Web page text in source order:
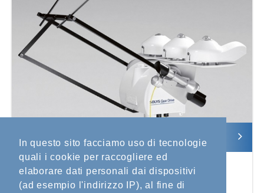
In questo sito facciamo uso di tecnologie
quali i cookie per raccogliere ed
elaborare dati personali dai dispositivi
(ad esempio l'indirizzo IP), al fine di
SOLYS Gear Drive
Inseguitore solare